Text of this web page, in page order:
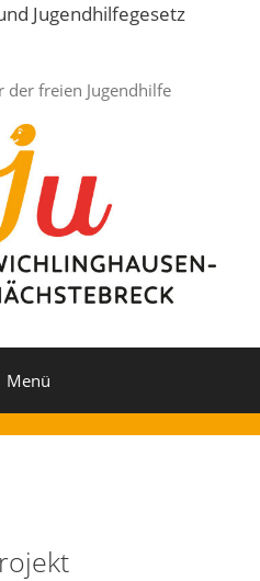
Jugendhilfegesetz
der freien Jugendhilfe
Menü